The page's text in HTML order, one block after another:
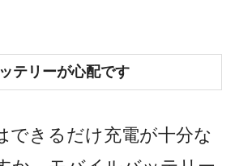
テリーが心配です
できるだけ充電が十分な